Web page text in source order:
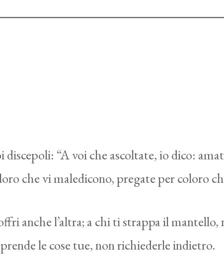
“A voi che ascoltate, io dico:
che vi maledicono, pregate per coloro
anche l’altra; a chi ti strappa il
le cose tue, non richiederle indietro.